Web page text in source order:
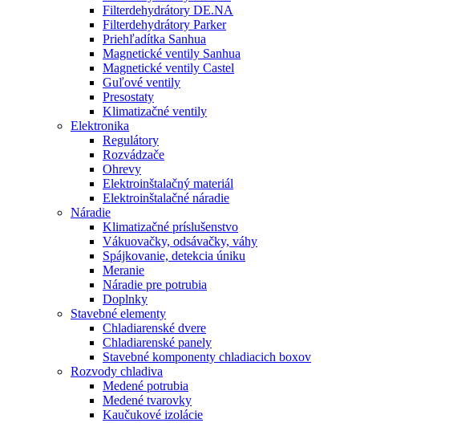
Filterdehydrátory DE.NA
Filterdehydrátory Parker
Priehľadítka Sanhua
Magnetické ventily Sanhua
Magnetické ventily Castel
Guľové ventily
Presostaty
Klimatizačné ventily
Elektronika
Regulátory
Rozvádzače
Ohrevy
Elektroinštalačný materiál
Elektroinštalačné náradie
Náradie
Klimatizačné príslušenstvo
Vákuovačky, odsávačky, váhy
Spájkovanie, detekcia úniku
Meranie
Náradie pre potrubia
Doplnky
Stavebné elementy
Chladiarenské dvere
Chladiarenské panely
Stavebné komponenty chladiacich boxov
Rozvody chladiva
Medené potrubia
Medené tvarovky
Kaučukové izolácie